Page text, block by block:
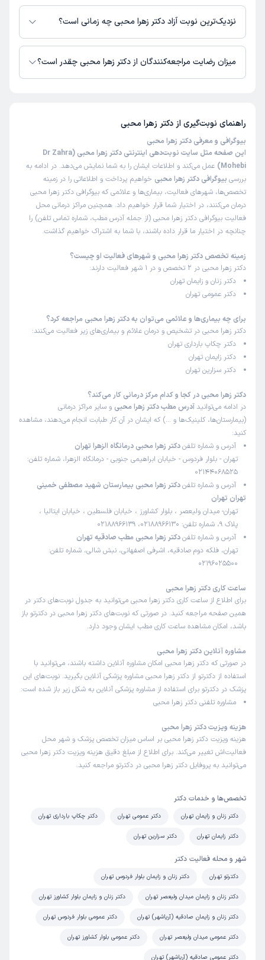
در حال حاضر دکتر زهرا محبی مشاوره پزشکی تلفنی فعال دارند.
نزدیک‌ترین نوبت آزاد دکتر زهرا محبی چه زمانی است؟
دکتر زهرا محبی از روز یکشنبه 18 مرداد 1405 بیمار جدید می‌پذیرند.
میزان رضایت مراجعه‌کنندگان از دکتر زهرا محبی چقدر است؟
راهنمای نوبت‌گیری از دکتر زهرا محبی
بیوگرافی و معرفی دکتر زهرا محبی
این صفحه مثل سایت نوبت‌دهی اینترنتی دکتر زهرا محبی (Dr Zahra
Mohebi)
عمل می‌کند و اطلاعات ایشان را به شما نمایش می‌دهد. در ادامه به
بررسی بیوگرافی دکتر زهرا محبی خواهیم پرداخت و اطلاعاتی را در زمینه
تخصص‌ها، شهرهای فعالیت، بیماری‌ها و علائمی که بیوگرافی دکتر زهرا محبی
درمان می‌کنند، در اختیار شما قرار خواهیم داد. همچنین مراکز درمانی محل
فعالیت بیوگرافی دکتر زهرا محبی (از جمله آدرس مطب، شماره تماس تلفن) را
چنانچه در اختیار ما قرار داده باشند، با شما به اشتراک خواهیم گذاشت.
زمینه تخصص دکتر زهرا محبی و شهرهای فعالیت او چیست؟
دکتر زهرا محبی در 2 تخصص و در 1 شهر فعالیت دارند:
دکتر زنان و زایمان تهران
دکتر عمومی تهران
برای چه بیماری‌ها و علائمی می‌توان به دکتر زهرا محبی مراجعه کرد؟
دکتر زهرا محبی در تشخیص و درمان علائم و بیماری‌های زیر فعالیت می‌کنند:
دکتر چکاپ بارداری تهران
دکتر زایمان تهران
دکتر سزارین تهران
دکتر زهرا محبی در کجا و کدام مرکز درمانی کار می‌کند؟
در ادامه می‌توانید آدرس مطب دکتر زهرا محبی و سایر مراکز درمانی
(بیمارستان‌ها، کلینیک‌ها و …) که ایشان در آن کار طبابت انجام می‌دهند، مشاهده
کنید:
آدرس و شماره تلفندکتر زهرا محبی درمانگاه الزهرا تهران
تهران - بلوار فردوس - خیابان ابراهیمی جنوبی - درمانگاه الزهرا، شماره تلفن:
02144068525
آدرس و شماره تلفندکتر زهرا محبی بیمارستان شهید مصطفی خمینی
تهران تهران
تهران- میدان ولیعصر ، بلوار کشاورز ، خیابان فلسطین ، خیابان ایتالیا ،
پلاک 9، شماره تلفن: 02188966130، 02188966139
آدرس و شماره تلفندکتر زهرا محبی مطب صادقیه تهران
تهران، فلکه دوم صادقیه، اشرفی اصفهانی، نبش شالی، شماره تلفن:
02196025500
ساعت کاری دکتر زهرا محبی
برای اطلاع از ساعت کاری دکتر زهرا محبی می‌توانید به جدول نوبت‌های دکتر در
همین صفحه مراجعه کنید. در صورتی که نوبت‌های دکتر زهرا محبی در دکترتو باز
باشد، امکان مشاهده ساعت کاری مطب ایشان وجود دارد.
مشاوره آنلاین دکتر زهرا محبی
در صورتی که دکتر زهرا محبی امکان مشاوره آنلاین داشته باشند، می‌توانید با
استفاده از دکترتو از دکتر زهرا محبی مشاوره پزشکی آنلاین بگیرید. نوبت‌های این
پزشک در دکترتو برای استفاده از مشاوره پزشکی آنلاین به شکل زیر باز شده است:
مشاوره تلفنی دکتر زهرا محبی
هزینه ویزیت دکتر زهرا محبی
هزینه ویزیت دکتر زهرا محبی بر اساس میزان تخصص پزشک و شهر محل
فعالیت‌اش تغییر می‌کند. برای اطلاع از مبلغ دقیق هزینه ویزیت دکتر زهرا محبی
می‌توانید به پروفایل دکتر زهرا محبی در دکترتو مراجعه کنید.
تخصص‌ها و خدمات دکتر
دکتر زنان و زایمان تهران دکتر عمومی تهران دکتر چکاپ بارداری تهران
دکتر زایمان تهران دکتر سزارین تهران
شهر و محله فعالیت دکتر
دکترتو تهران دکتر زنان و زایمان بلوار فردوس تهران
دکتر زنان و زایمان میدان ولیعصر تهران دکتر زنان و زایمان بلوار کشاورز تهران
دکتر زنان و زایمان صادقیه (آریاشهر) تهران دکتر عمومی بلوار فردوس تهران
دکتر عمومی میدان ولیعصر تهران دکتر عمومی بلوار کشاورز تهران
دکتر عمومی صادقیه (آریاشهر) تهران